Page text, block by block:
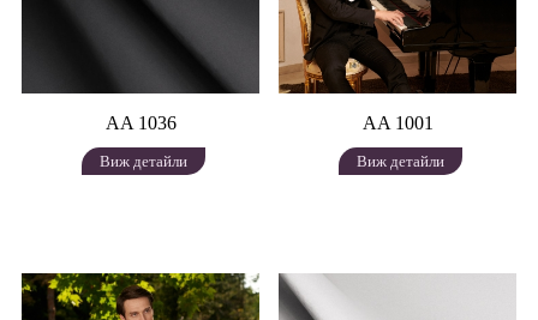
AA 1036
Виж детайли
AA 1001
Виж детайли